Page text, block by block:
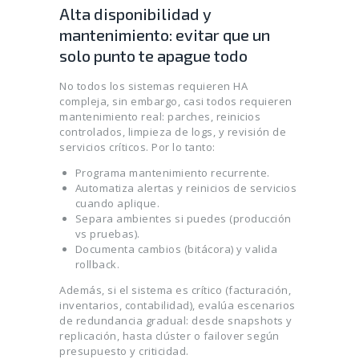
Alta disponibilidad y
mantenimiento: evitar que un
solo punto te apague todo
No todos los sistemas requieren HA
compleja, sin embargo, casi todos requieren
mantenimiento real: parches, reinicios
controlados, limpieza de logs, y revisión de
servicios críticos. Por lo tanto:
Programa mantenimiento recurrente.
Automatiza alertas y reinicios de servicios
cuando aplique.
Separa ambientes si puedes (producción
vs pruebas).
Documenta cambios (bitácora) y valida
rollback.
Además, si el sistema es crítico (facturación,
inventarios, contabilidad), evalúa escenarios
de redundancia gradual: desde snapshots y
replicación, hasta clúster o failover según
presupuesto y criticidad.